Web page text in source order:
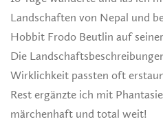
Landschaften von Nepal und
Hobbit Frodo Beutlin auf
Die
Wirklichkeit passten oft
Rest ergänzte ich mit
märchenhaft und total weit!